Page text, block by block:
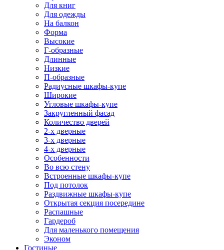
Для книг
Для одежды
На балкон
Форма
Высокие
Г-образные
Длинные
Низкие
П-образные
Радиусные шкафы-купе
Широкие
Угловые шкафы-купе
Закругленный фасад
Количество дверей
2-х дверные
3-х дверные
4-х дверные
Особенности
Во всю стену
Встроенные шкафы-купе
Под потолок
Раздвижные шкафы-купе
Открытая секция посередине
Распашные
Гардероб
Для маленького помещения
Эконом
Гостиные